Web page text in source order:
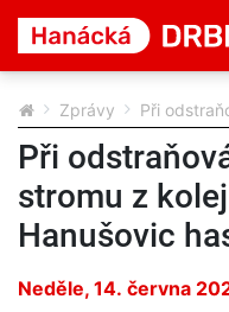
Zprávy Při
Při
stromu z
Hanušovic
Neděle, 14. června